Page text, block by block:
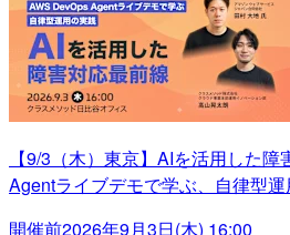
【9/3（木）東京】AIを活用した
Agentライブデモで学ぶ、自律型
開催前2026年9月3日(木) 16:00